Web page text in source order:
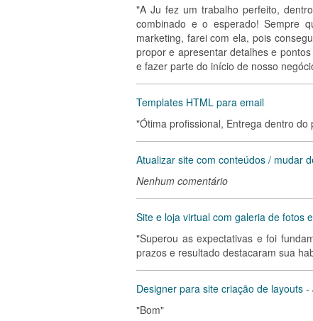
"A Ju fez um trabalho perfeito,
combinado e o esperado! Sempre
marketing, farei com ela, pois
propor e apresentar detalhes e
e fazer parte do início de nosso
Templates HTML para email
"Ótima profissional, Entrega dentro
Atualizar site com conteúdos / mudar
Nenhum comentário
Site e loja virtual com galeria de fotos
"Superou as expectativas e foi
prazos e resultado destacaram sua
Designer para site criação de layouts -
"Bom"